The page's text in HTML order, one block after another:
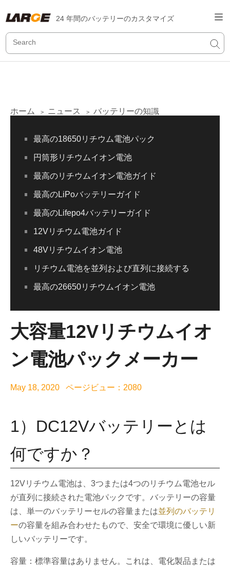
24 年間のバッテリーのカスタマイズ
ホーム > ニュース > バッテリーの知識
最高の18650リチウム電池パック
円筒形リチウムイオン電池
最高のリチウムイオン電池ガイド
最高のLiPoバッテリーガイド
最高のLifepo4バッテリーガイド
12Vリチウム電池ガイド
48Vリチウムイオン電池
リチウム電池を並列および直列に接続する
最高の26650リチウムイオン電池
大容量12Vリチウムイオ
ン電池パックメーカー
May 18, 2020 ページビュー：2080
1）DC12Vバッテリーとは
何ですか？
12Vリチウム電池は、3つまたは4つのリチウム電池セル
が直列に接続された電池パックです。バッテリーの容量
は、単一のバッテリーセルの容量または並列のバッテリ
ーの容量を組み合わせたもので、安全で環境に優しい新
しいバッテリーです。
容量：標準容量はありません。これは、電化製品または